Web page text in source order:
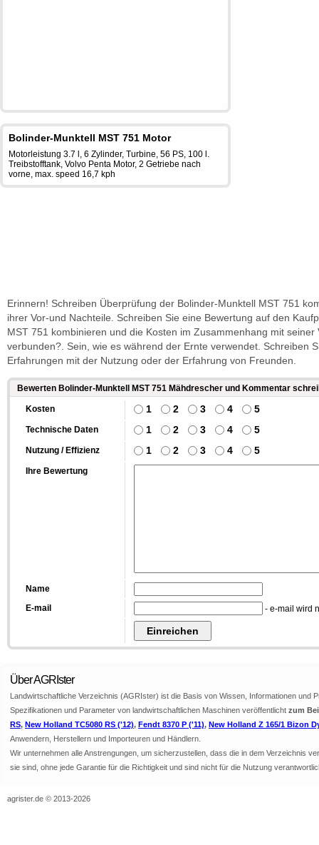
Bolinder-Munktell MST 751 Motor
Motorleistung 3.7 l, 6 Zylinder, Turbine, 56 PS, 100 l.
Treibstofftank, Volvo Penta Motor, 2 Getriebe nach
vorne, max. speed 16,7 kph
Erinnern! Schreiben Überprüfung der Bolinder-Munktell MST 751
ihrer Vor-und Nachteile. Schreiben Sie eine Bewertung auf den
MST 751 kombinieren und die Kosten im Zusammenhang mit seiner
verbunden?. Sein, wie es während der Ernte verwendet. Schreiben
Erfahrungen mit der Nutzung oder der Erfahrung von Freunden.
Bewerten Bolinder-Munktell MST 751 Mähdrescher und Kommentar
Kosten 1 2 3 4 5
Technische Daten 1 2 3 4 5
Nutzung / Effizienz 1 2 3 4 5
Ihre Bewertung
Name
E-mail
- e-mail wird
Über AGRIster
Landwirtschaftliche Verzeichnis (AGRIster) ist die Basis von Wissen, Informationen
Spezifikationen und Parameter von landwirtschaftlichen Maschinen veröffentlicht zum
RS, New Holland TC5080 RS ('12), Fendt 8370 P ('11), New Holland Z 165/1 Bizon
Anwendern, Herstellern und Importeuren und Händlern.
Wir unternehmen alle Anstrengungen, um sicherzustellen, dass die in dem Verzeichnis
sie sind, ohne jede Garantie für die Richtigkeit und sind nicht für die Nutzung
agrister.de © 2013-2026